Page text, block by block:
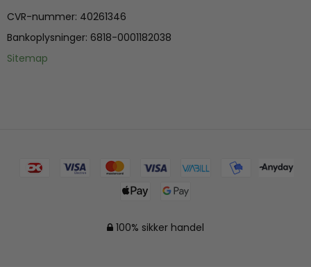
CVR-nummer: 40261346
Bankoplysninger: 6818-0001182038
Sitemap
100% sikker handel